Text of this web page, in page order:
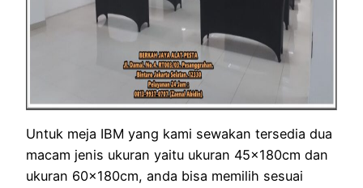
Untuk meja IBM yang kami sewakan tersedia dua
macam jenis ukuran yaitu ukuran 45x180cm dan
ukuran 60x180cm, anda bisa memilih sesuai